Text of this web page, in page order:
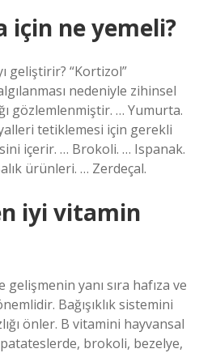
için ne yemeli?
geliştirir? “Kortizol”
nedeniyle zihinsel
gözlemlenmiştir. … Yumurta.
tetiklemesi için gerekli
içerir. … Brokoli. … Ispanak.
ürünleri. … Zerdeçal.
iyi vitamin
yanı sıra hafıza ve
Bağışıklık sistemini
önler. B vitamini hayvansal
brokoli, bezelye,